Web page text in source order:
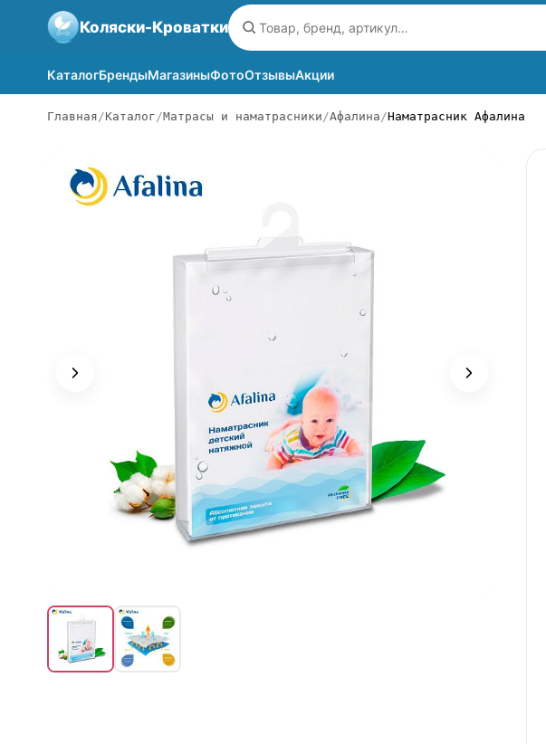
Коляски-Кроватки
КаталогБрендыМагазиныФотоОтзывыАкции
Главная Каталог Матрасы и наматрасники Афалина Наматрасник Афалина